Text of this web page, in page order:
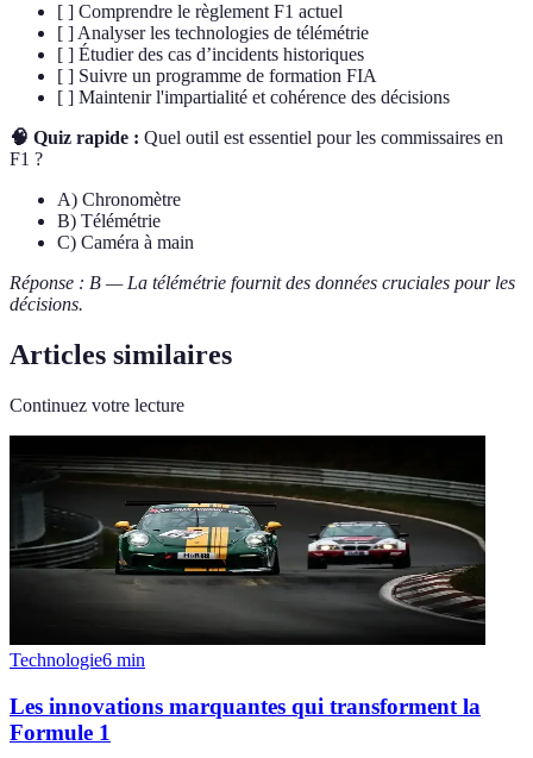
[ ] Comprendre le règlement F1 actuel
[ ] Analyser les technologies de télémétrie
[ ] Étudier des cas d’incidents historiques
[ ] Suivre un programme de formation FIA
[ ] Maintenir l'impartialité et cohérence des décisions
🧠 Quiz rapide : Quel outil est essentiel pour les commissaires en
F1 ?
A) Chronomètre
B) Télémétrie
C) Caméra à main
Réponse : B — La télémétrie fournit des données cruciales pour les
décisions.
Articles similaires
Continuez votre lecture
Technologie6 min
Les innovations marquantes qui transforment la
Formule 1